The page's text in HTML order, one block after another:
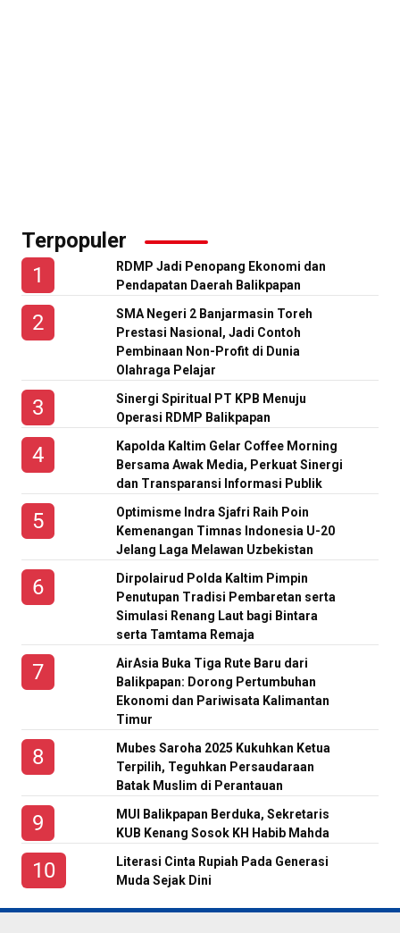
Terpopuler
RDMP Jadi Penopang Ekonomi dan
Pendapatan Daerah Balikpapan
SMA Negeri 2 Banjarmasin Toreh
Prestasi Nasional, Jadi Contoh
Pembinaan Non-Profit di Dunia
Olahraga Pelajar
Sinergi Spiritual PT KPB Menuju
Operasi RDMP Balikpapan
Kapolda Kaltim Gelar Coffee Morning
Bersama Awak Media, Perkuat Sinergi
dan Transparansi Informasi Publik
Optimisme Indra Sjafri Raih Poin
Kemenangan Timnas Indonesia U-20
Jelang Laga Melawan Uzbekistan
Dirpolairud Polda Kaltim Pimpin
Penutupan Tradisi Pembaretan serta
Simulasi Renang Laut bagi Bintara
serta Tamtama Remaja
AirAsia Buka Tiga Rute Baru dari
Balikpapan: Dorong Pertumbuhan
Ekonomi dan Pariwisata Kalimantan
Timur
Mubes Saroha 2025 Kukuhkan Ketua
Terpilih, Teguhkan Persaudaraan
Batak Muslim di Perantauan
MUI Balikpapan Berduka, Sekretaris
KUB Kenang Sosok KH Habib Mahda
Literasi Cinta Rupiah Pada Generasi
Muda Sejak Dini